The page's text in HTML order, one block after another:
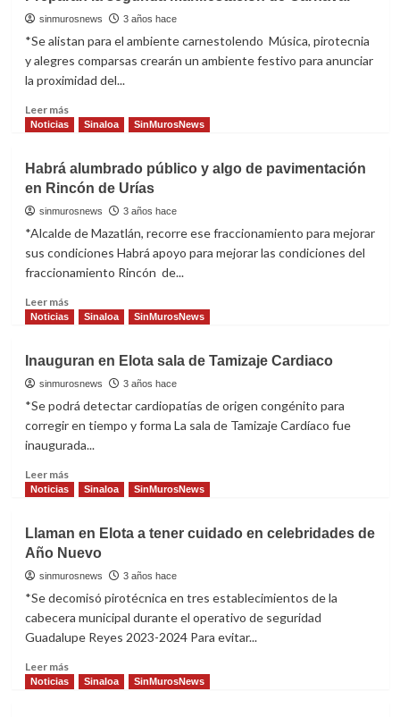
Sinaloa
otorga
Pueblo
Señorial
La
sinmurosnews 3 años hace
*Se alistan para el ambiente carnestolendo Música, pirotecnia
y alegres comparsas crearán un ambiente festivo para anunciar
la proximidad del...
Leer másRead
more
la
segunda
manifestación
de
Noticias Sinaloa SinMurosNews
Habrá alumbrado público y algo de pavimentación
en Rincón de Urías
sinmurosnews 3 años hace
*Alcalde de Mazatlán, recorre ese fraccionamiento para mejorar
sus condiciones Habrá apoyo para mejorar las condiciones del
fraccionamiento Rincón de...
Leer másRead
more
alumbrado
público
y
pavimentación
Rincón
Noticias Sinaloa SinMurosNews
Inauguran en Elota sala de Tamizaje Cardiaco
sinmurosnews 3 años hace
*Se podrá detectar cardiopatías de origen congénito para
corregir en tiempo y forma La sala de Tamizaje Cardíaco fue
inaugurada...
Leer másRead
more
en
Elota
sala
Tamizaje
Cardiaco
Noticias Sinaloa SinMurosNews
Llaman en Elota a tener cuidado en celebridades de
Año Nuevo
sinmurosnews 3 años hace
*Se decomisó pirotécnica en tres establecimientos de la
cabecera municipal durante el operativo de seguridad
Guadalupe Reyes 2023-2024 Para evitar...
Leer másRead
more
Noticias Sinaloa SinMurosNews